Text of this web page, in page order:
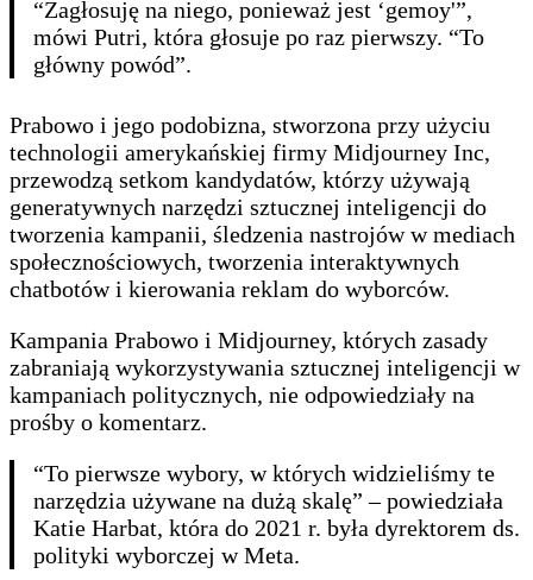
“Zagłosuję na niego, ponieważ jest ‘gemoy'”,
mówi Putri, która głosuje po raz pierwszy. “To
główny powód”.
Prabowo i jego podobizna, stworzona przy użyciu
technologii amerykańskiej firmy Midjourney Inc,
przewodzą setkom kandydatów, którzy używają
generatywnych narzędzi sztucznej inteligencji do
tworzenia kampanii, śledzenia nastrojów w mediach
społecznościowych, tworzenia interaktywnych
chatbotów i kierowania reklam do wyborców.
Kampania Prabowo i Midjourney, których zasady
zabraniają wykorzystywania sztucznej inteligencji w
kampaniach politycznych, nie odpowiedziały na
prośby o komentarz.
“To pierwsze wybory, w których widzieliśmy te
narzędzia używane na dużą skalę” – powiedziała
Katie Harbat, która do 2021 r. była dyrektorem ds.
polityki wyborczej w Meta.